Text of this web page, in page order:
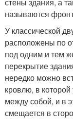
называются
У классической
расположены по
под одним и тем
перекрытие
нередко можно
кровлю, в
между собой, и в
смещается в